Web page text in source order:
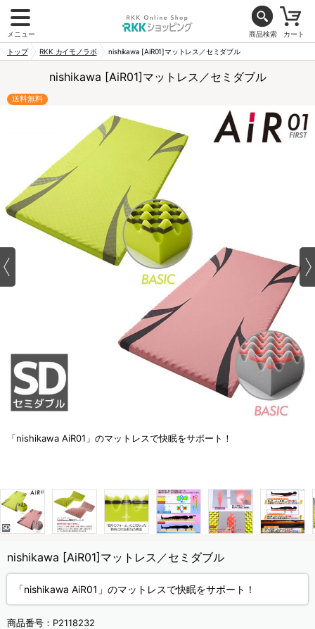
メニュー 商品検索 カート
トップ RKK カイモノラボ nishikawa [AiR01]マットレス／セミダブル
nishikawa [AiR01]マットレス／セミダブル
送料無料
「nishikawa AiR01」のマットレスで快眠をサポート！
nishikawa [AiR01]マットレス／セミダブル
「nishikawa AiR01」のマットレスで快眠をサポート！
商品番号： P2118232